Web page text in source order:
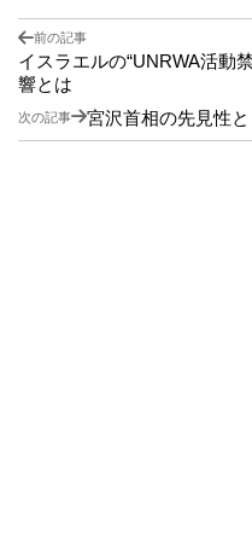
前の記事
イスラエルの“UNRWA活動
響とは
次の記事 宮沢首相の先見性